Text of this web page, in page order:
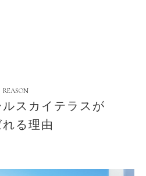
REASON
スカイテラスが
る理由